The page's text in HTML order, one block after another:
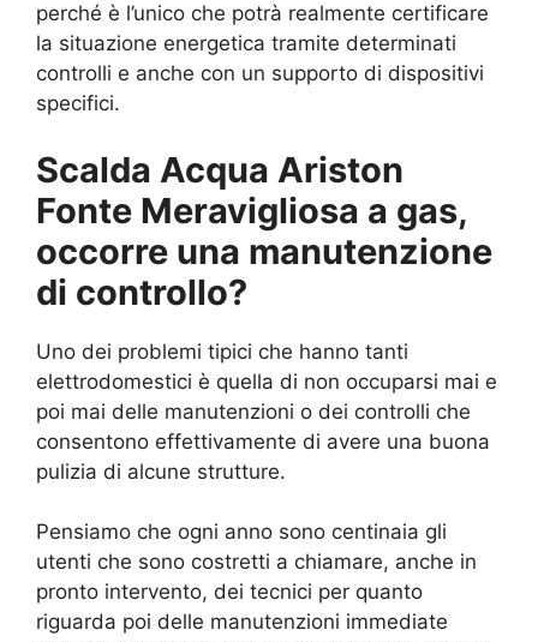
perché è l’unico che potrà realmente certificare
la situazione energetica tramite determinati
controlli e anche con un supporto di dispositivi
specifici.
Scalda Acqua Ariston
Fonte Meravigliosa a gas,
occorre una manutenzione
di controllo?
Uno dei problemi tipici che hanno tanti
elettrodomestici è quella di non occuparsi mai e
poi mai delle manutenzioni o dei controlli che
consentono effettivamente di avere una buona
pulizia di alcune strutture.
Pensiamo che ogni anno sono centinaia gli
utenti che sono costretti a chiamare, anche in
pronto intervento, dei tecnici per quanto
riguarda poi delle manutenzioni immediate